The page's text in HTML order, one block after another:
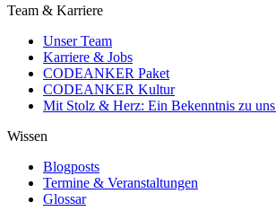
Team & Karriere
Unser Team
Karriere & Jobs
CODEANKER Paket
CODEANKER Kultur
Mit Stolz & Herz: Ein Bekenntnis zu uns
Wissen
Blogposts
Termine & Veranstaltungen
Glossar